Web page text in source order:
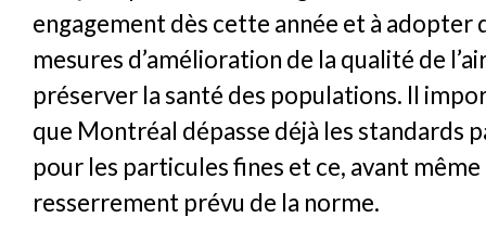
engagement dès cette année et à adopter
mesures d’amélioration de la qualité de
préserver la santé des populations. Il
que Montréal dépasse déjà les standards
pour les particules fines et ce, avant même
resserrement prévu de la norme.